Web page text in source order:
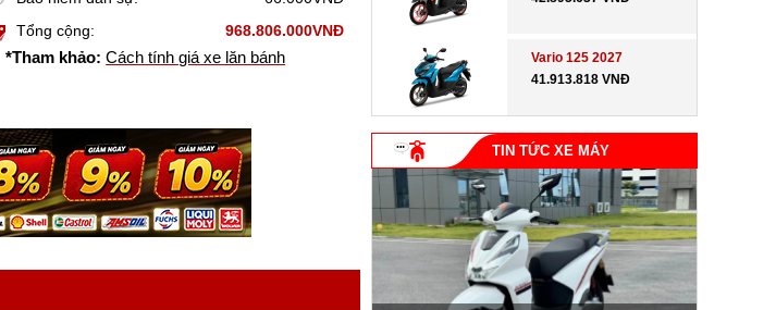
Tổng cộng:
968.806.000VNĐ
*Tham khảo: Cách tính giá xe lăn bánh
Vario 125 2027
41.913.818 VNĐ
TIN TỨC XE MÁY